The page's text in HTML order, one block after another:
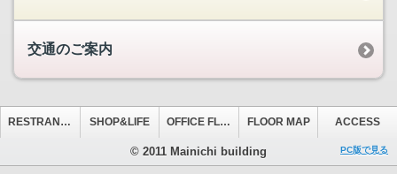
交通のご案内
RESTRANT&CAFE SHOP&LIFE OFFICE FLOOR FLOOR MAP ACCESS
© 2011 Mainichi building PC版で見る